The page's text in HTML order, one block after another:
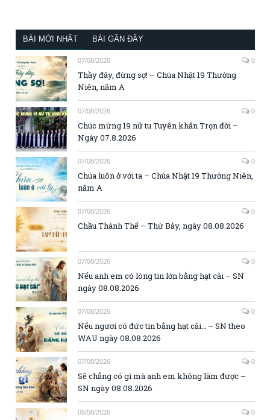
BÀI MỚI NHẤT BÀI GẦN ĐÂY
07/08/2026 0
Thầy đây, đừng sợ! – Chúa Nhật 19 Thường
Niên, năm A
07/08/2026 0
Chúc mừng 19 nữ tu Tuyên khấn Trọn đời –
Ngày 07.8.2026
07/08/2026 0
Chúa luôn ở với ta – Chúa Nhật 19 Thường Niên,
năm A
07/08/2026 0
Chầu Thánh Thể – Thứ Bảy, ngày 08.08.2026
07/08/2026 0
Nếu anh em có lòng tin lớn bằng hạt cải – SN
ngày 08.08.2026
07/08/2026 0
Nếu ngươi có đức tin bằng hạt cải… – SN theo
WAU ngày 08.08.2026
07/08/2026 0
Sẽ chẳng có gì mà anh em không làm được –
SN ngày 08.08.2026
06/08/2026 0